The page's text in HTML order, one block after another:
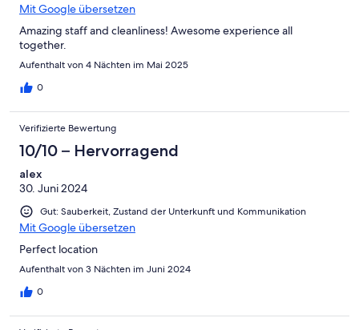
Mit Google übersetzen
Amazing staff and cleanliness! Awesome experience all
together.
Aufenthalt von 4 Nächten im Mai 2025
0
Verifizierte Bewertung
10/10 – Hervorragend
alex
30. Juni 2024
Gut: Sauberkeit, Zustand der Unterkunft und Kommunikation
Mit Google übersetzen
Perfect location
Aufenthalt von 3 Nächten im Juni 2024
0